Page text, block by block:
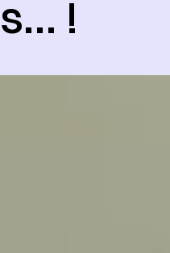
!